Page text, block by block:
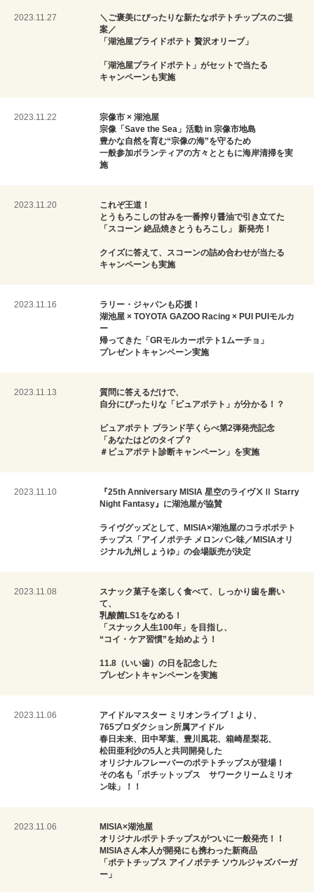
2023.11.27
＼ご褒美にぴったりな新たなポテトチップスのご提
案／
「湖池屋プライドポテト 贅沢オリーブ」
「湖池屋プライドポテト」がセットで当たる
キャンペーンも実施
2023.11.22
宗像市 × 湖池屋
宗像「Save the Sea」活動 in 宗像市地島
豊かな自然を育む“宗像の海”を守るため
一般参加ボランティアの方々とともに海岸清掃を実
施
2023.11.20
これぞ王道！
とうもろこしの甘みを一番搾り醤油で引き立てた
「スコーン 絶品焼きとうもろこし」 新発売！
クイズに答えて、スコーンの詰め合わせが当たる
キャンペーンも実施
2023.11.16
ラリー・ジャパンも応援！
湖池屋 × TOYOTA GAZOO Racing × PUI PUIモルカ
ー
帰ってきた「GRモルカーポテト1ムーチョ」
プレゼントキャンペーン実施
2023.11.13
質問に答えるだけで、
自分にぴったりな「ピュアポテト」が分かる！？
ピュアポテト ブランド芋くらべ第2弾発売記念
「あなたはどのタイプ？
＃ピュアポテト診断キャンペーン」を実施
2023.11.10
『25th Anniversary MISIA 星空のライヴⅩⅡ Starry
Night Fantasy』に湖池屋が協賛
ライヴグッズとして、MISIA×湖池屋のコラボポテト
チップス「アイノポテチ メロンパン味／MISIAオリ
ジナル九州しょうゆ」の会場販売が決定
2023.11.08
スナック菓子を楽しく食べて、しっかり歯を磨い
て、
乳酸菌LS1をなめる！
「スナック人生100年」を目指し、
“コイ・ケア習慣”を始めよう！
11.8（いい歯）の日を記念した
プレゼントキャンペーンを実施
2023.11.06
アイドルマスター ミリオンライブ！より、
765プロダクション所属アイドル
春日未来、田中琴葉、豊川風花、箱崎星梨花、
松田亜利沙の5人と共同開発した
オリジナルフレーバーのポテトチップスが登場！
その名も「ポチットップス サワークリームミリオ
ン味」！！
2023.11.06
MISIA×湖池屋
オリジナルポテトチップスがついに一般発売！！
MISIAさん本人が開発にも携わった新商品
「ポテトチップス アイノポテチ ソウルジャズバーガ
ー」